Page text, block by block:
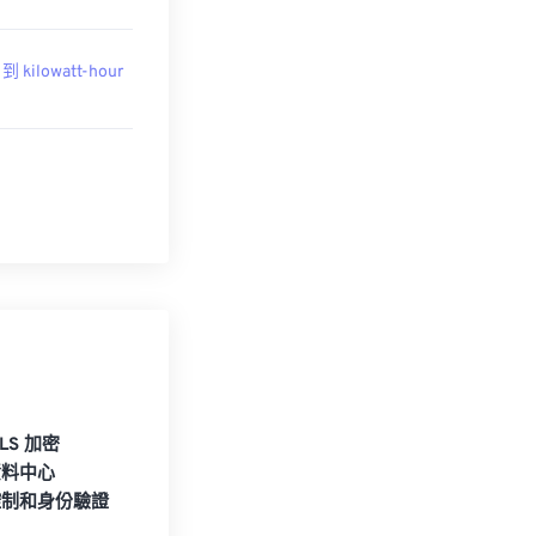
kilowatt-hour
加密
中心
和身份驗證